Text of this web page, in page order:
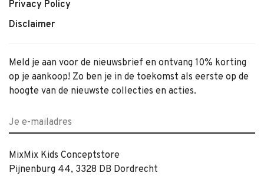
Privacy Policy
Disclaimer
Meld je aan voor de nieuwsbrief en ontvang 10% korting
op je aankoop! Zo ben je in de toekomst als eerste op de
hoogte van de nieuwste collecties en acties.
MixMix Kids Conceptstore
Pijnenburg 44, 3328 DB Dordrecht